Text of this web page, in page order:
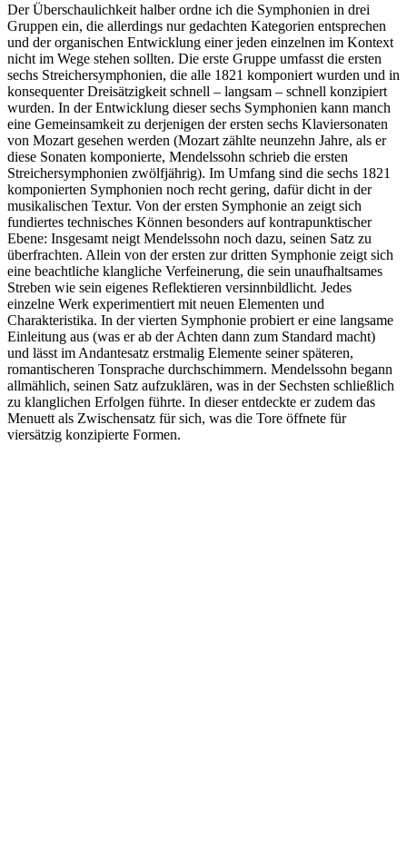
Der Überschaulichkeit halber ordne ich die Symphonien in drei
Gruppen ein, die allerdings nur gedachten Kategorien entsprechen
und der organischen Entwicklung einer jeden einzelnen im Kontext
nicht im Wege stehen sollten. Die erste Gruppe umfasst die ersten
sechs Streichersymphonien, die alle 1821 komponiert wurden und in
konsequenter Dreisätzigkeit schnell – langsam – schnell konzipiert
wurden. In der Entwicklung dieser sechs Symphonien kann manch
eine Gemeinsamkeit zu derjenigen der ersten sechs Klaviersonaten
von Mozart gesehen werden (Mozart zählte neunzehn Jahre, als er
diese Sonaten komponierte, Mendelssohn schrieb die ersten
Streichersymphonien zwölfjährig). Im Umfang sind die sechs 1821
komponierten Symphonien noch recht gering, dafür dicht in der
musikalischen Textur. Von der ersten Symphonie an zeigt sich
fundiertes technisches Können besonders auf kontrapunktischer
Ebene: Insgesamt neigt Mendelssohn noch dazu, seinen Satz zu
überfrachten. Allein von der ersten zur dritten Symphonie zeigt sich
eine beachtliche klangliche Verfeinerung, die sein unaufhaltsames
Streben wie sein eigenes Reflektieren versinnbildlicht. Jedes
einzelne Werk experimentiert mit neuen Elementen und
Charakteristika. In der vierten Symphonie probiert er eine langsame
Einleitung aus (was er ab der Achten dann zum Standard macht)
und lässt im Andantesatz erstmalig Elemente seiner späteren,
romantischeren Tonsprache durchschimmern. Mendelssohn begann
allmählich, seinen Satz aufzuklären, was in der Sechsten schließlich
zu klanglichen Erfolgen führte. In dieser entdeckte er zudem das
Menuett als Zwischensatz für sich, was die Tore öffnete für
viersätzig konzipierte Formen.